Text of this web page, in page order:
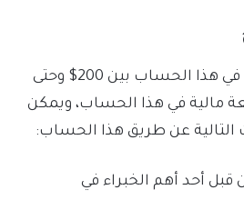
يبلغ الحد الأدنى للإيداع في هذا الحساب بين 200$ وحتى
رافعة مالية في هذا الحساب، ويمكن
التالية عن طريق هذا الحساب:
أحد أهم الخبراء في